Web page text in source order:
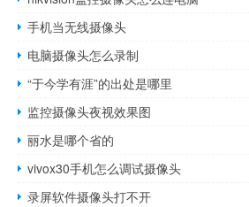
手机当无线摄像头
电脑摄像头怎么录制
“于今学有涯”的出处是哪里
监控摄像头夜视效果图
丽水是哪个省的
vivox30手机怎么调试摄像头
录屏软件摄像头打不开